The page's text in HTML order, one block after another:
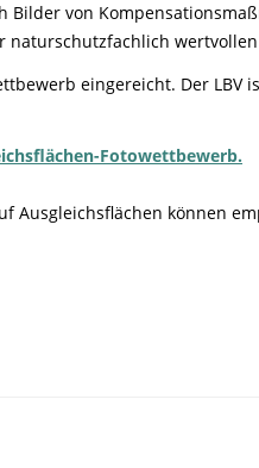
Bilder von
naturschutzfachlich
eingereicht. Der LBV
Fotowettbewerb.
Ausgleichsflächen können